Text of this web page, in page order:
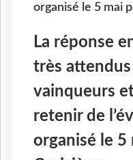
organisé le 5 mai
La réponse
très
vainqueurs
retenir de
organisé le 5